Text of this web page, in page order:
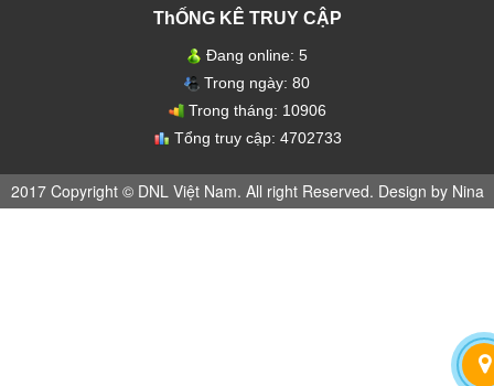
ThỐNG KÊ TRUY CẬP
Đang online: 5
Trong ngày: 80
Trong tháng: 10906
Tổng truy cập: 4702733
2017 Copyright © DNL Việt Nam. All right Reserved. Design by Nina